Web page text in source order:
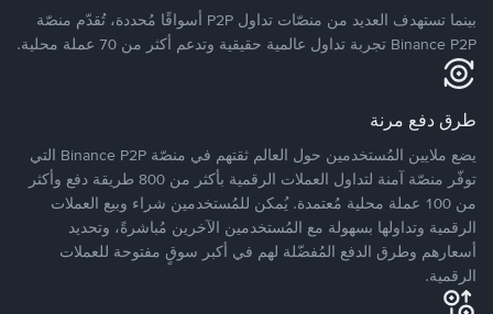
بينما تستهدف العديد من منصّات تداول P2P أسواقًا مُحددة، تُقدّم منصّة
Binance P2P تجربة تداول عالمية حقيقية وتدعم أكثر من 70 عملة محلية.
طرق دفع مرنة
يضع ملايين المُستخدمين حول العالم ثقتهم في منصّة Binance P2P التي
توفّر منصّة آمنة لتداول العملات الرقمية بأكثر من 800 طريقة دفع وأكثر
من 100 عملة محلية مُعتمدة. يُمكن للمُستخدمين شراء وبيع العملات
الرقمية وتداولها بسهولة مع المُستخدمين الآخرين مُباشرةً، وتحديد
أسعارهم وطرق الدفع المُفضّلة لهم في أكبر سوقٍ مفتوحة للعملات
الرقمية.